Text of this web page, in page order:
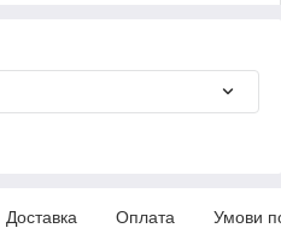
Доставка Оплата Умови